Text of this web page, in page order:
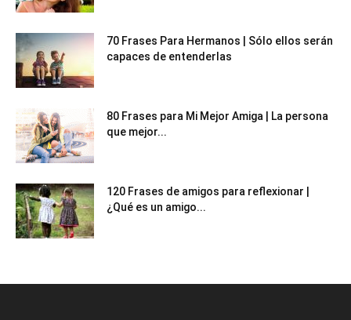
70 Frases Para Hermanos | Sólo ellos serán
capaces de entenderlas
80 Frases para Mi Mejor Amiga | La persona
que mejor...
120 Frases de amigos para reflexionar |
¿Qué es un amigo...